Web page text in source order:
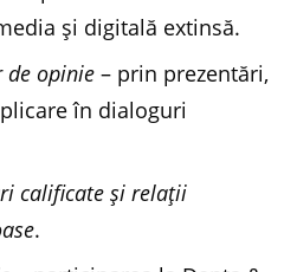
și digitală extinsă.
de opinie – prin prezentări,
în dialoguri
calificate și relații
.